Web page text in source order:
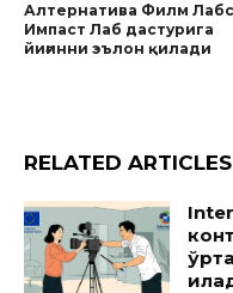
Алтернатива Филм Лабс
Импаcт Лаб дастурига
йиғинни эълон қилади
RELATED ARTICLES